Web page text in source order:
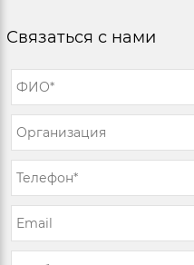
Связаться с нами